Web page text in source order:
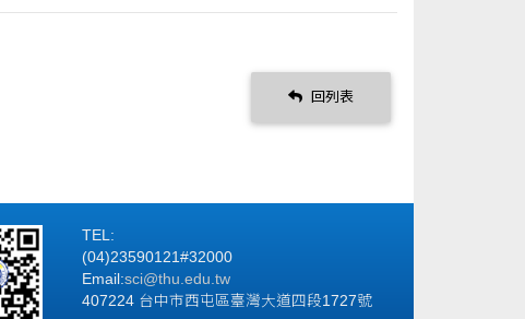
回列表
TEL:
(04)23590121#32000
Email:sci@thu.edu.tw
407224 台中市西屯區臺灣大道四段1727號